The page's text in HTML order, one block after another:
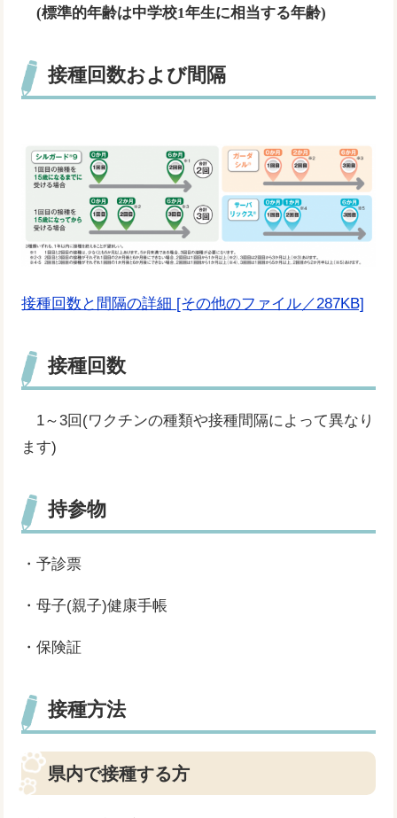
(標準的年齢は中学校1年生に相当する年齢)
接種回数および間隔
接種回数と間隔の詳細 [その他のファイル／287KB]
接種回数
1～3回(ワクチンの種類や接種間隔によって異なり
ます)
持参物
・予診票
・母子(親子)健康手帳
・保険証
接種方法
県内で接種する方